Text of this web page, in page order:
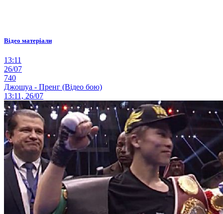
Відео матеріали
13:11
26/07
740
Джошуа - Пренг (Відео бою)
13:11, 26/07